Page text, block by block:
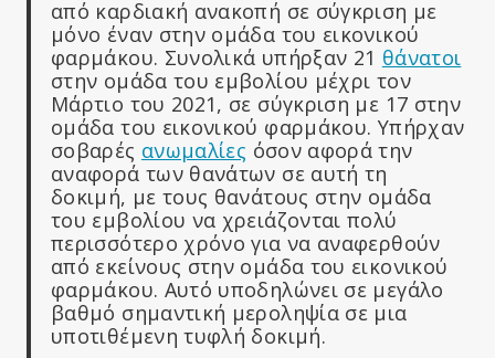
από καρδιακή ανακοπή σε σύγκριση με
μόνο έναν στην ομάδα του εικονικού
φαρμάκου. Συνολικά υπήρξαν 21 θάνατοι
στην ομάδα του εμβολίου μέχρι τον
Μάρτιο του 2021, σε σύγκριση με 17 στην
ομάδα του εικονικού φαρμάκου. Υπήρχαν
σοβαρές ανωμαλίες όσον αφορά την
αναφορά των θανάτων σε αυτή τη
δοκιμή, με τους θανάτους στην ομάδα
του εμβολίου να χρειάζονται πολύ
περισσότερο χρόνο για να αναφερθούν
από εκείνους στην ομάδα του εικονικού
φαρμάκου. Αυτό υποδηλώνει σε μεγάλο
βαθμό σημαντική μεροληψία σε μια
υποτιθέμενη τυφλή δοκιμή.